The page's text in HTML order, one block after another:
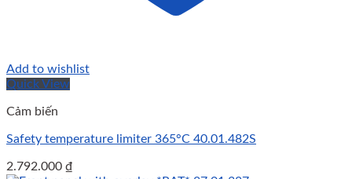
Add to wishlist
Quick View
Cảm biến
Safety temperature limiter 365°C 40.01.482S
2.792.000 ₫